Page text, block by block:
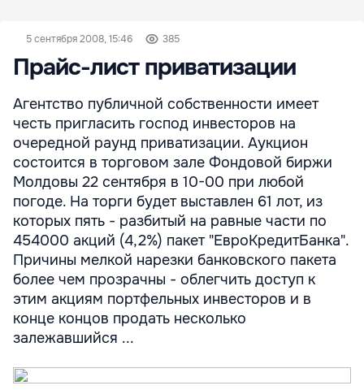
5 сентября 2008, 15:46 385
Прайс-лист приватизации
Агентство публичной собственности имеет
честь пригласить господ инвесторов на
очередной раунд приватизации. Аукцион
состоится в торговом зале Фондовой биржи
Молдовы 22 сентября в 10-00 при любой
погоде. На торги будет выставлен 61 лот, из
которых пять - разбитый на равные части по
454000 акций (4,2%) пакет "ЕвроКредитБанка".
Причины мелкой нарезки банковского пакета
более чем прозрачны - облегчить доступ к
этим акциям портфельных инвесторов и в
конце концов продать несколько
залежавшийся ...